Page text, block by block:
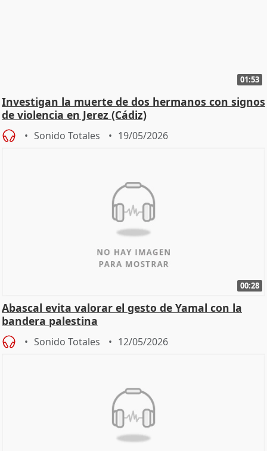
01:53
Investigan la muerte de dos hermanos con signos
de violencia en Jerez (Cádiz)
Sonido Totales 19/05/2026
00:28
Abascal evita valorar el gesto de Yamal con la
bandera palestina
Sonido Totales 12/05/2026